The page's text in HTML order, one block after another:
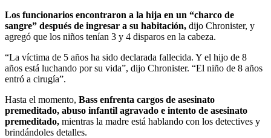
Los funcionarios encontraron a la hija en un “charco de
sangre” después de ingresar a su habitación, dijo Chronister, y
agregó que los niños tenían 3 y 4 disparos en la cabeza.
“La víctima de 5 años ha sido declarada fallecida. Y el hijo de 8
años está luchando por su vida”, dijo Chronister. “El niño de 8 años
entró a cirugía”.
Hasta el momento, Bass enfrenta cargos de asesinato
premeditado, abuso infantil agravado e intento de asesinato
premeditado, mientras la madre está hablando con los detectives y
brindándoles detalles.